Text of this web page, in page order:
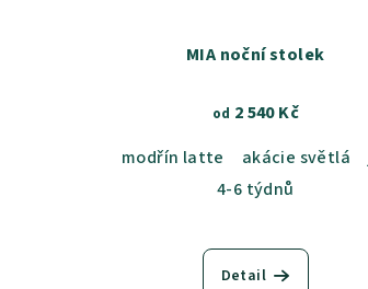
MIA noční stolek
od 2 540 Kč
modřín latte
akácie světlá
4-6 týdnů
Detail